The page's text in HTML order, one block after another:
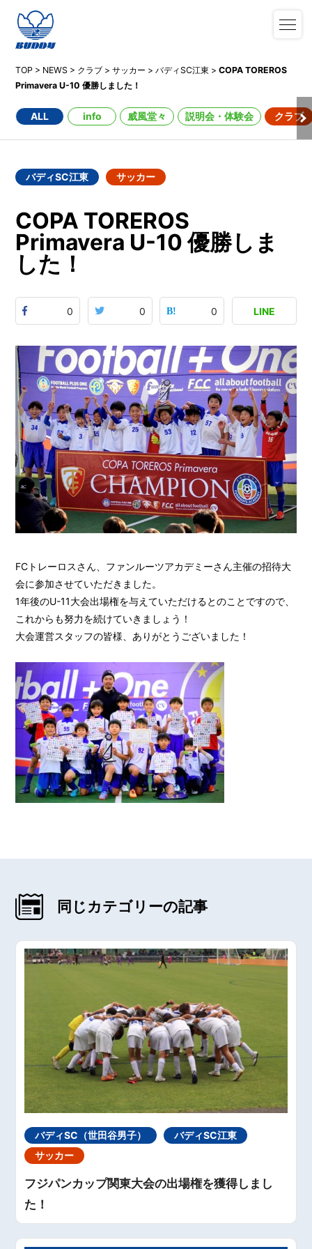
TOP > NEWS > クラブ >サッカー >バディSC江東 >COPA TOREROS
Primavera U-10 優勝しました！
ALL info 威風堂々 説明会・体験会 クラブ
バディSC江東 サッカー
COPA TOREROS
Primavera U-10 優勝しま
した！
0 0 0 LINE
FCトレーロスさん、ファンルーツアカデミーさん主催の招待大
会に参加させていただきました。
1年後のU-11大会出場権を与えていただけるとのことですので、
これからも努力を続けていきましょう！
大会運営スタッフの皆様、ありがとうございました！
同じカテゴリーの記事
バディSC（世田谷男子）
バディSC江東
サッカー
フジパンカップ関東大会の出場権を獲得しまし
た！